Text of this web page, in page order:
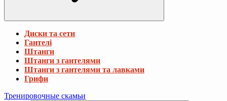
Диски та сети
Гантелі
Штанги
Штанги з гантелями
Штанги з гантелями та лавками
Грифи
Тренировочные скамьи